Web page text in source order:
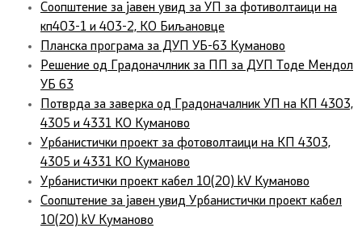
Соопштение за јавен увид за УП за фотиволтаици на
кп403-1 и 403-2, КО Биљановце
Планска програма за ДУП УБ-63 Куманово
Решение од Градоначлник за ПП за ДУП Тоде Мендол
УБ 63
Потврда за заверка од Градоначалник УП на КП 4303,
4305 и 4331 КО Куманово
Урбанистички проект за фотоволтаици на КП 4303,
4305 и 4331 КО Куманово
Урбанистички проект кабел 10(20) kV Куманово
Соопштение за јавен увид Урбанистички проект кабел
10(20) kV Куманово